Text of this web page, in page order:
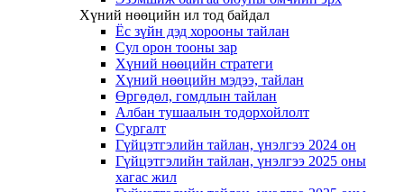
Хүний нөөцийн ил тод байдал
Ёс зүйн дэд хорооны тайлан
Сул орон тооны зар
Хүний нөөцийн стратеги
Хүний нөөцийн мэдээ, тайлан
Өргөдөл, гомдлын тайлан
Албан тушаалын тодорхойлолт
Сургалт
Гүйцэтгэлийн тайлан, үнэлгээ 2024 он
Гүйцэтгэлийн тайлан, үнэлгээ 2025 оны
хагас жил